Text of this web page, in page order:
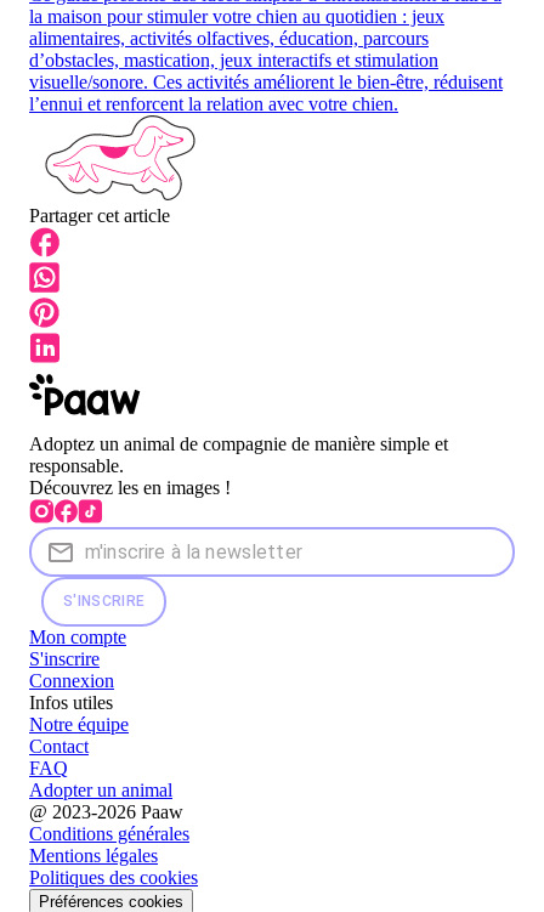
la maison pour stimuler votre chien au quotidien : jeux
alimentaires, activités olfactives, éducation, parcours
d’obstacles, mastication, jeux interactifs et stimulation
visuelle/sonore. Ces activités améliorent le bien-être, réduisent
l’ennui et renforcent la relation avec votre chien.
Partager cet article
Adoptez un animal de compagnie de manière simple et
responsable.
Découvrez les en images !
S'INSCRIRE
Mon compte
S'inscrire
Connexion
Infos utiles
Notre équipe
Contact
FAQ
Adopter un animal
@ 2023-2026 Paaw
Conditions générales
Mentions légales
Politiques des cookies
Préférences cookies